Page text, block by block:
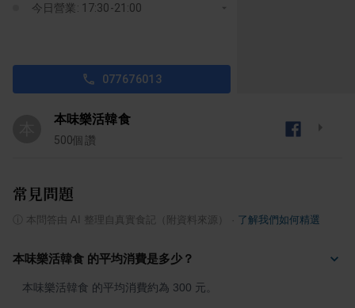
今日營業: 17:30-21:00
077676013
本味樂活韓食
500個讚
常見問題
本問答由 AI 整理自真實食記（附資料來源） 了解我們如何精選
本味樂活韓食 的平均消費是多少？
本味樂活韓食 的平均消費約為 300 元。